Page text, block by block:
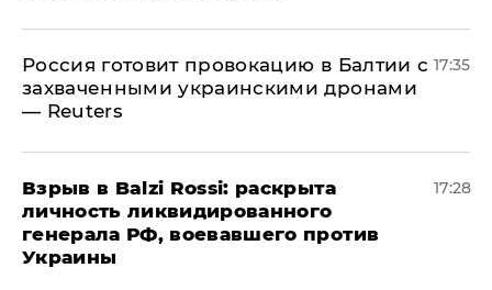
​Россия готовит провокацию в Балтии с
захваченными украинскими дронами
— Reuters
17:35
​Взрыв в Balzi Rossi: раскрыта
личность ликвидированного
генерала РФ, воевавшего против
Украины
17:28